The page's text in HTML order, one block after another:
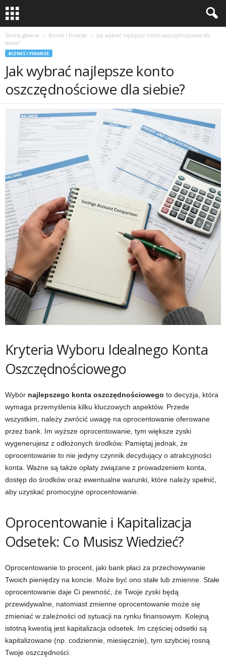
Strona główna Biznes i Finanse
Jak wybrać najlepsze konto oszczędnościowe dla
siebie?
BIZNES I FINANSE
Jak wybrać najlepsze konto
oszczędnościowe dla siebie?
Kryteria Wyboru Idealnego Konta
Oszczędnościowego
Wybór najlepszego konta oszczędnościowego to decyzja, która
wymaga przemyślenia kilku kluczowych aspektów. Przede
wszystkim, należy zwrócić uwagę na oprocentowanie oferowane
przez bank. Im wyższe oprocentowanie, tym większe zyski
wygenerujesz z odłożonych środków. Pamiętaj jednak, że
oprocentowanie to nie jedyny czynnik decydujący o atrakcyjności
konta. Ważne są także opłaty związane z prowadzeniem konta,
dostęp do środków oraz ewentualne warunki, które należy spełnić,
aby uzyskać promocyjne oprocentowanie.
Oprocentowanie i Kapitalizacja
Odsetek: Co Musisz Wiedzieć?
Oprocentowanie to procent, jaki bank płaci za przechowywanie
Twoich pieniędzy na koncie. Może być ono stałe lub zmienne. Stałe
oprocentowanie daje Ci pewność, że Twoje zyski będą
przewidywalne, natomiast zmienne oprocentowanie może się
zmieniać w zależności od sytuacji na rynku finansowym. Kolejną
istotną kwestią jest kapitalizacja odsetek. Im częściej odsetki są
kapitalizowane (np. codziennie, miesięcznie), tym szybciej rosną
Twoje oszczędności.